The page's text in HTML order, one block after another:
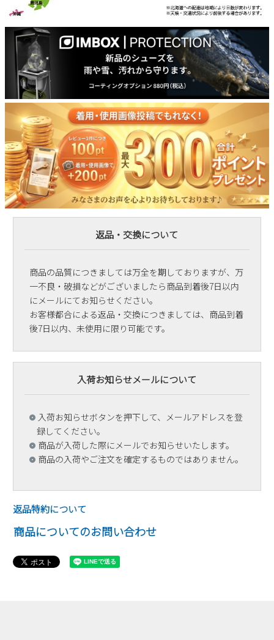
返品・交換について
商品の品質につきましては万全を期しておりますが、万
一不良・破損などがございましたら商品到着後7日以内
にメールにてお知らせください。
お客様都合による返品・交換につきましては、商品到着
後7日以内、未使用に限り可能です。
入荷お知らせメールについて
入荷お知らせボタンを押下して、メールアドレスを登
録してください。
商品が入荷した際にメールでお知らせいたします。
商品の入荷やご注文を確定するものではありません。
返品特約について
商品についてのお問い合わせ